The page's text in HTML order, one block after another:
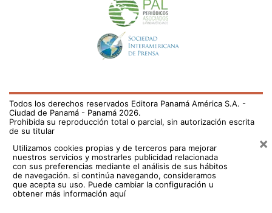
Todos los derechos reservados Editora Panamá América S.A. -
Ciudad de Panamá - Panamá 2026.
Prohibida su reproducción total o parcial, sin autorización escrita
de su titular
Utilizamos cookies propias y de terceros para mejorar
nuestros servicios y mostrarles publicidad relacionada
con sus preferencias mediante el análisis de sus hábitos
de navegación. si continúa navegando, consideramos
que acepta su uso. Puede cambiar la configuración u
obtener más información aquí
×